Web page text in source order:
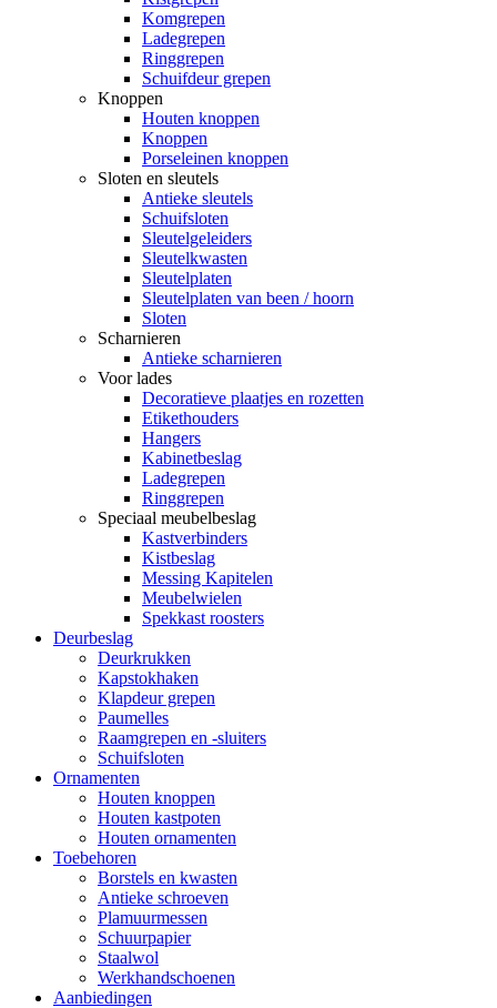
Komgrepen
Ladegrepen
Ringgrepen
Schuifdeur grepen
Knoppen
Houten knoppen
Knoppen
Porseleinen knoppen
Sloten en sleutels
Antieke sleutels
Schuifsloten
Sleutelgeleiders
Sleutelkwasten
Sleutelplaten
Sleutelplaten van been / hoorn
Sloten
Scharnieren
Antieke scharnieren
Voor lades
Decoratieve plaatjes en rozetten
Etikethouders
Hangers
Kabinetbeslag
Ladegrepen
Ringgrepen
Speciaal meubelbeslag
Kastverbinders
Kistbeslag
Messing Kapitelen
Meubelwielen
Spekkast roosters
Deurbeslag
Deurkrukken
Kapstokhaken
Klapdeur grepen
Paumelles
Raamgrepen en -sluiters
Schuifsloten
Ornamenten
Houten knoppen
Houten kastpoten
Houten ornamenten
Toebehoren
Borstels en kwasten
Antieke schroeven
Plamuurmessen
Schuurpapier
Staalwol
Werkhandschoenen
Aanbiedingen